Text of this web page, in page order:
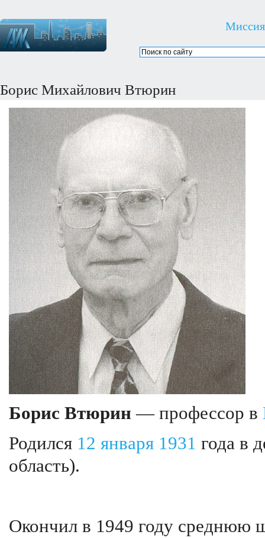
Миссия
Борис Михайлович Втюрин
Борис Втюрин — профессор в
Родился 12 января 1931 года в
область).
Окончил в 1949 году среднюю